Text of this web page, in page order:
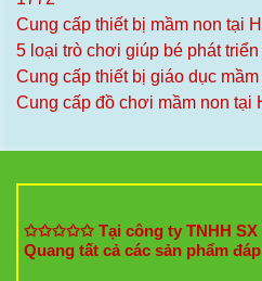
Cung cấp thiết bị mầm non tại
5 loại trò chơi giúp bé phát
Cung cấp thiết bị giáo dục
Cung cấp đồ chơi mầm non tại
✩✩✩✩✩ Tại công ty TNHH SX
Quang tất cả các sản phẩm